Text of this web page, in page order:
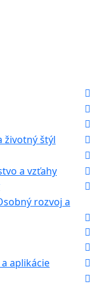
životný štýl
a vzťahy
rozvoj a
aplikácie